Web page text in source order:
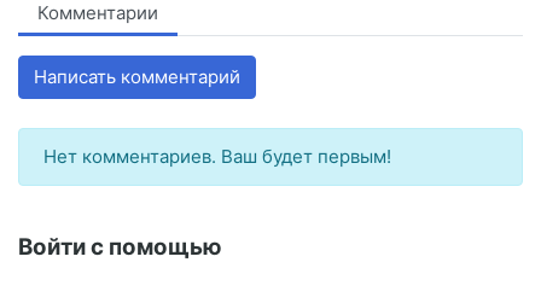
Комментарии
Написать комментарий
Нет комментариев. Ваш будет первым!
Войти с помощью